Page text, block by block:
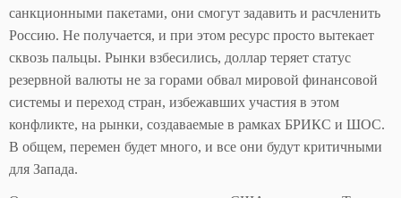
санкционными пакетами, они смогут задавить и расчленить
Россию. Не получается, и при этом ресурс просто вытекает
сквозь пальцы. Рынки взбесились, доллар теряет статус
резервной валюты не за горами обвал мировой финансовой
системы и переход стран, избежавших участия в этом
конфликте, на рынки, создаваемые в рамках БРИКС и ШОС.
В общем, перемен будет много, и все они будут критичными
для Запада.